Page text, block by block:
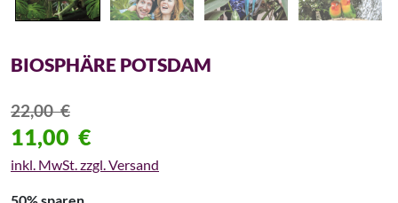
BIOSPHÄRE POTSDAM
22,00€
11,00 €
inkl. MwSt. zzgl. Versand
50% sparen